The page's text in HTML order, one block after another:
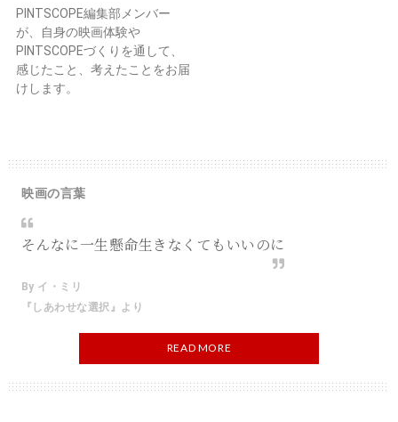
PINTSCOPE編集部メンバー
が、自身の映画体験や
PINTSCOPEづくりを通して、
感じたこと、考えたことをお届
けします。
映画の言葉
そんなに一生懸命生きなくてもいいのに
By イ・ミリ
『しあわせな選択』より
READ MORE